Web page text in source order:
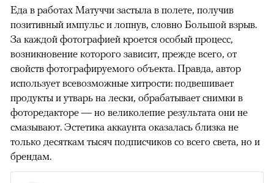
Еда в работах Матуччи застыла в полете, получив
позитивный импульс и лопнув, словно Большой взрыв.
За каждой фотографией кроется особый процесс,
возникновение которого зависит, прежде всего, от
свойств фотографируемого объекта. Правда, автор
использует всевозможные хитрости: подвешивает
продукты и утварь на лески, обрабатывает снимки в
фоторедакторе — но великолепие результата они не
смазывают. Эстетика аккаунта оказалась близка не
только десяткам тысяч подписчиков со всего света, но и
брендам.